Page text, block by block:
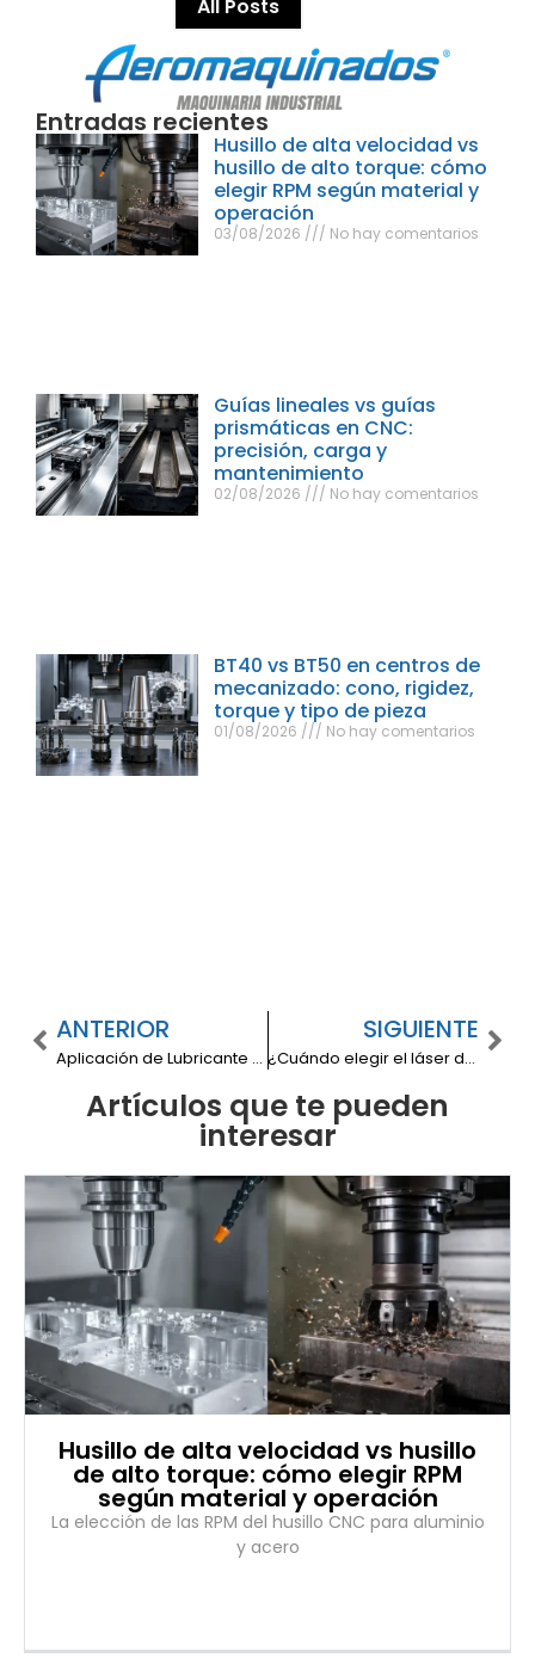
All Posts
Entradas recientes
Husillo de alta velocidad vs
husillo de alto torque: cómo
elegir RPM según material y
operación
03/08/2026 No hay comentarios
Guías lineales vs guías
prismáticas en CNC:
precisión, carga y
mantenimiento
02/08/2026 No hay comentarios
BT40 vs BT50 en centros de
mecanizado: cono, rigidez,
torque y tipo de pieza
01/08/2026 No hay comentarios
ANTERIOR
Aplicación de Lubricante en una Máquina industrial
SIGUIENTE
¿Cuándo elegir el láser de fibra óptica sobre una máquina de corte plasma?
Artículos que te pueden
interesar
Husillo de alta velocidad vs husillo
de alto torque: cómo elegir RPM
según material y operación
La elección de las RPM del husillo CNC para aluminio
y acero